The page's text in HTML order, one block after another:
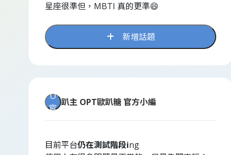
星座很準但，MBTI 真的更準😄
新增話題
O
官
趴主 OPT歐趴糖 官方小編
目前平台仍在測試階段ing